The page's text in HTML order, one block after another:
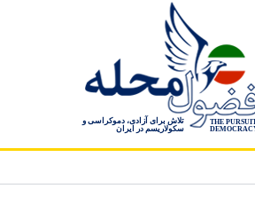
THE
تلاش برای آزادی، دموکراسی و
سکولاریسم در ایران